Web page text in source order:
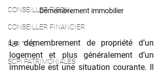
CONSEILLER FISCAL
CONSEILLER FINANCIER
PER TNS
SCPI PATRIMONIALES
Démembrement immobilier
Le démembrement de propriété d’un
logement et plus généralement d’un
immeuble est une situation courante. Il